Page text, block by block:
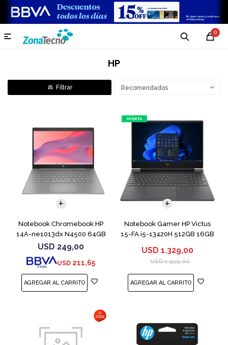
0

HP
Recomendados
Notebook Chromebook HP
14A-ne1013dx N4500 64GB
4GB 14" Grey
USD 249,00
USD 211,65
Notebook Gamer HP Victus
15-FA i5-13420H 512GB 16GB
USD 1.329,00
USD 1.499,00
COMPARAR